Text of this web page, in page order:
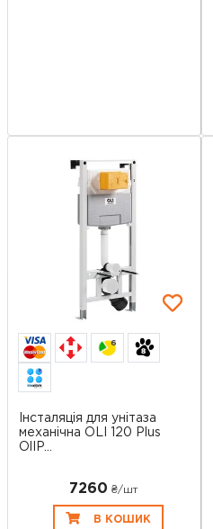
6
Інсталяція для унітаза
механічна OLI 120 Plus
OlIP...
7260 ₴/шт
В КОШИК